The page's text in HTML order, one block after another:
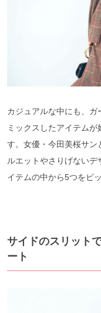
カジュアルな中にも、
ミックスしたアイテム
す。女優・今田美桜サン
ルエットやさりげない
イテムの中から5つをピ
サイドのスリット
ート